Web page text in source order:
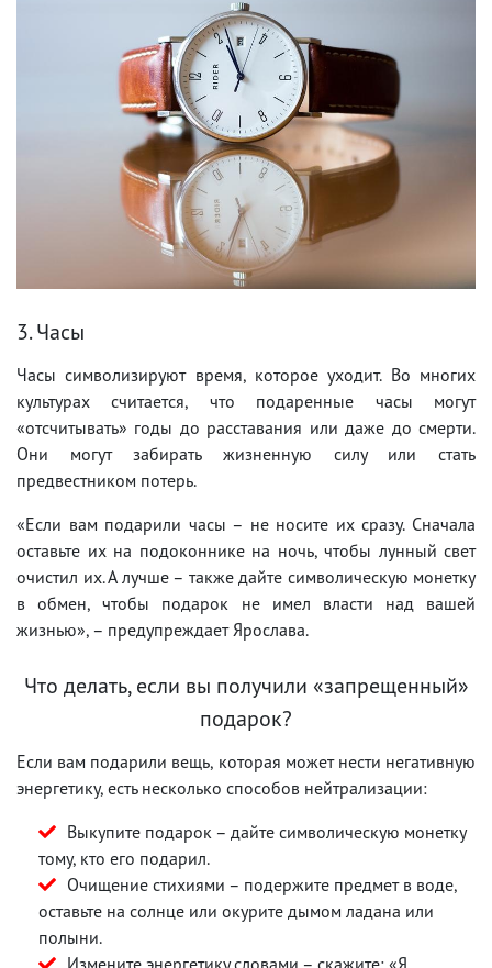
3. Часы
Часы символизируют время, которое уходит. Во многих
культурах считается, что подаренные часы могут
«отсчитывать» годы до расставания или даже до смерти.
Они могут забирать жизненную силу или стать
предвестником потерь.
«Если вам подарили часы – не носите их сразу. Сначала
оставьте их на подоконнике на ночь, чтобы лунный свет
очистил их. А лучше – также дайте символическую монетку
в обмен, чтобы подарок не имел власти над вашей
жизнью», – предупреждает Ярослава.
Что делать, если вы получили «запрещенный»
подарок?
Если вам подарили вещь, которая может нести негативную
энергетику, есть несколько способов нейтрализации:
Выкупите подарок – дайте символическую монетку
тому, кто его подарил.
Очищение стихиями – подержите предмет в воде,
оставьте на солнце или окурите дымом ладана или
полыни.